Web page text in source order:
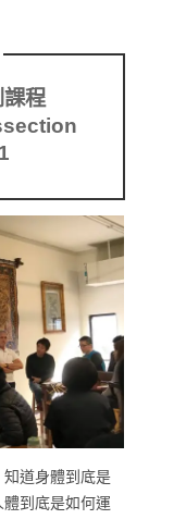
程
道身體到底是
到底是如何運